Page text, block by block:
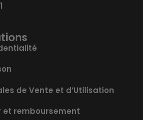
de Vente et d’Utilisation
et remboursement